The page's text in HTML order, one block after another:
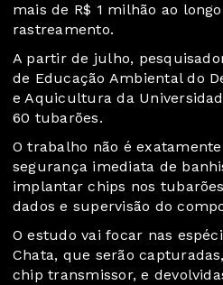
mais de R$ 1 milhão ao
rastreamento.
A partir de julho,
de Educação Ambiental do
e Aquicultura da
60 tubarões.
O trabalho não é
segurança imediata de
implantar chips nos
dados e supervisão do
O estudo vai focar nas
Chata, que serão
chip transmissor, e